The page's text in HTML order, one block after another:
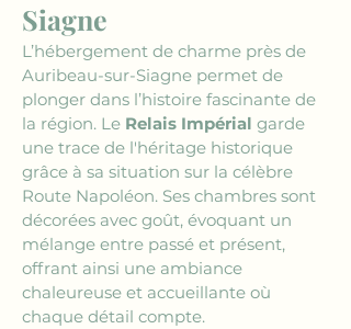
Siagne
L’hébergement de charme près de
Auribeau-sur-Siagne permet de
plonger dans l’histoire fascinante de
la région. Le Relais Impérial garde
une trace de l'héritage historique
grâce à sa situation sur la célèbre
Route Napoléon. Ses chambres sont
décorées avec goût, évoquant un
mélange entre passé et présent,
offrant ainsi une ambiance
chaleureuse et accueillante où
chaque détail compte.